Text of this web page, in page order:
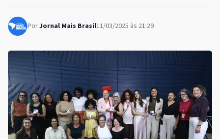
PorJornal Mais Brasil11/03/2025 às 21:29